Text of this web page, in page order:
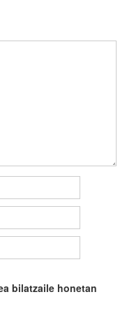
bilatzaile honetan